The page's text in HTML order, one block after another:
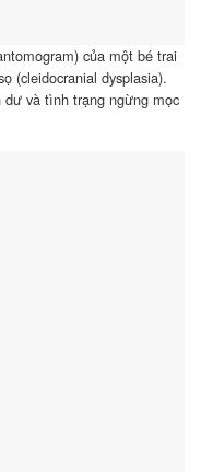
của một bé trai
(cleidocranial dysplasia).
và tình trạng ngừng mọc